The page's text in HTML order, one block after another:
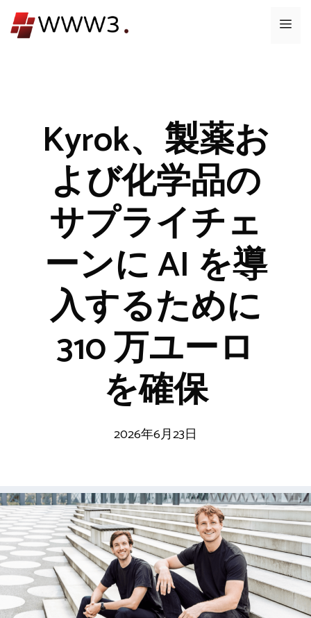
ン
メ
Kyrok、製薬お
よび化学品の
サプライチェ
ーンに AI を導
入するために
310 万ユーロ
を確保
2026年6月23日